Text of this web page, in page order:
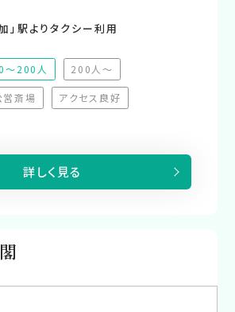
」駅よりタクシー利用
～200人
200人～
（非推奨）
）
営斎場
（非対応）
アクセス良好
（非対応）
詳しく見る